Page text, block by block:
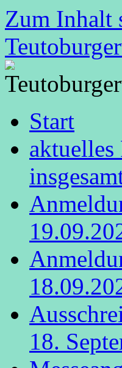
Zum Inhalt
Start
aktuelles
18.